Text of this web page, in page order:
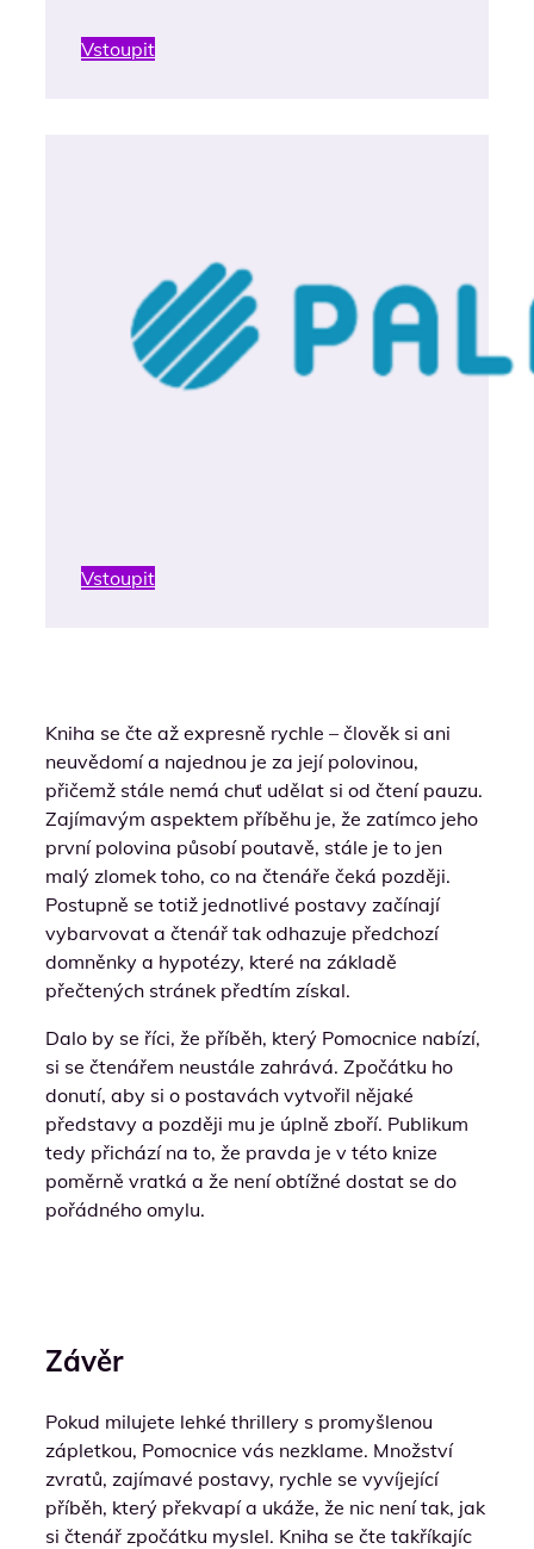
Vstoupit
Vstoupit
Kniha se čte až expresně rychle – člověk si ani
neuvědomí a najednou je za její polovinou,
přičemž stále nemá chuť udělat si od čtení pauzu.
Zajímavým aspektem příběhu je, že zatímco jeho
první polovina působí poutavě, stále je to jen
malý zlomek toho, co na čtenáře čeká později.
Postupně se totiž jednotlivé postavy začínají
vybarvovat a čtenář tak odhazuje předchozí
domněnky a hypotézy, které na základě
přečtených stránek předtím získal.
Dalo by se říci, že příběh, který Pomocnice nabízí,
si se čtenářem neustále zahrává. Zpočátku ho
donutí, aby si o postavách vytvořil nějaké
představy a později mu je úplně zboří. Publikum
tedy přichází na to, že pravda je v této knize
poměrně vratká a že není obtížné dostat se do
pořádného omylu.
Závěr
Pokud milujete lehké thrillery s promyšlenou
zápletkou, Pomocnice vás nezklame. Množství
zvratů, zajímavé postavy, rychle se vyvíjející
příběh, který překvapí a ukáže, že nic není tak, jak
si čtenář zpočátku myslel. Kniha se čte takříkajíc